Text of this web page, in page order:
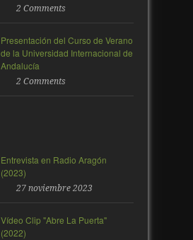
2 Comments
Presentación del Curso de Verano
de la Universidad Internacional de
Andalucía
2 Comments
Entrevista en Radio Aragón
(2023)
27 noviembre 2023
Vídeo Clip "Abre La Puerta"
(2022)